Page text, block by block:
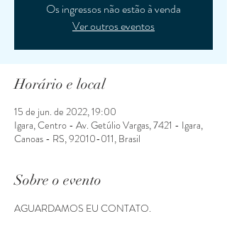
Os ingressos não estão à venda
Ver outros eventos
Horário e local
15 de jun. de 2022, 19:00
Igara, Centro - Av. Getúlio Vargas, 7421 - Igara,
Canoas - RS, 92010-011, Brasil
Sobre o evento
AGUARDAMOS EU CONTATO.